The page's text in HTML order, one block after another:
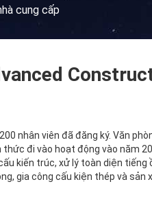
cung cấp
nhân viên đã đăng ký. Văn
thức đi vào hoạt động vào năm
kiến ​​trúc, xử lý toàn diện tiếng
gia công cấu kiện thép và sản